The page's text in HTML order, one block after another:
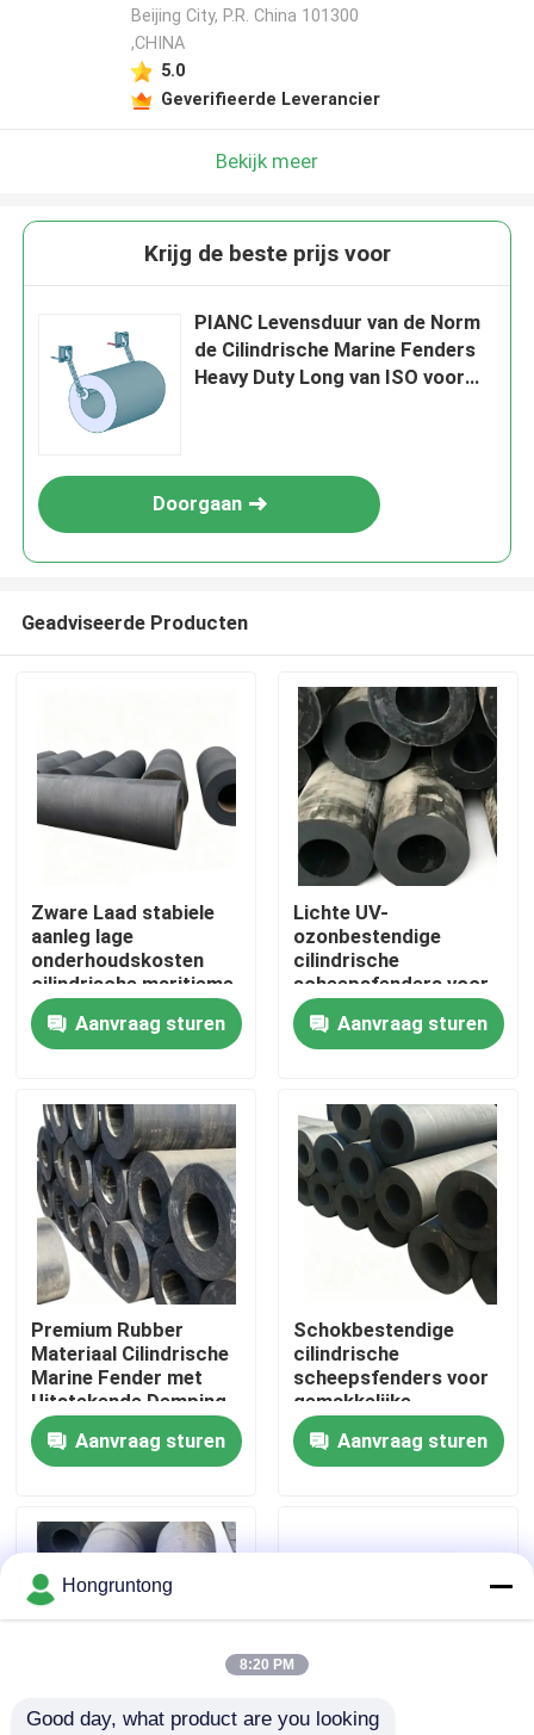
Thuis
Producten
Video's
Over ons
Fabriekstocht
Kwaliteitscontrole
Dok Rubberstootkussen
Pneumatisch Rubberstootkussen
Beijing City, P.R. China 101300
,CHINA
5.0
Geverifieerde Leverancier
Bekijk meer
Krijg de beste prijs voor
PIANC Levensduur van de Norm
de Cilindrische Marine Fenders
Heavy Duty Long van ISO voor
Doorgaan
Geadviseerde Producten
Zware Laad stabiele
aanleg lage
onderhoudskosten
cilindrische maritieme
fenders dok rubberen
bumperAanvraag sturen
Lichte UV-
ozonbestendige
cilindrische
scheepsfenders voor
efficiënte
inslagabsorptie
Aanvraag sturen
Premium Rubber
Materiaal Cilindrische
Marine Fender met
Uitstekende Demping
en Op Maat Gemaakte
Maten Beschikbaar
Aanvraag sturen
Schokbestendige
cilindrische
scheepsfenders voor
gemakkelijke
installatie en
weerbescherming
tegen zoutwater
Aanvraag sturen
Hongruntong
8:20 PM
Good day, what product are you looking